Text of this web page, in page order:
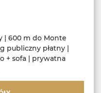
| 600 m do Monte
publiczny płatny |
+ sofa | prywatna